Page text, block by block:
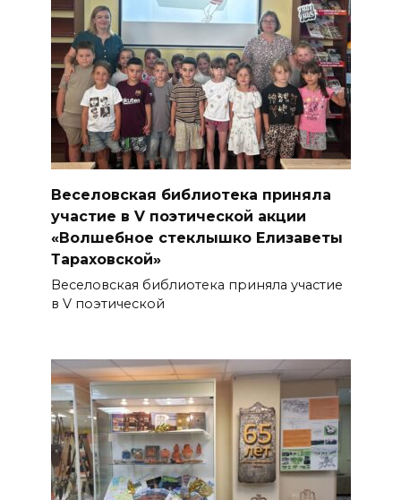
Веселовская библиотека приняла
участие в V поэтической акции
«Волшебное стеклышко Елизаветы
Тараховской»
Веселовская библиотека приняла участие
в V поэтической